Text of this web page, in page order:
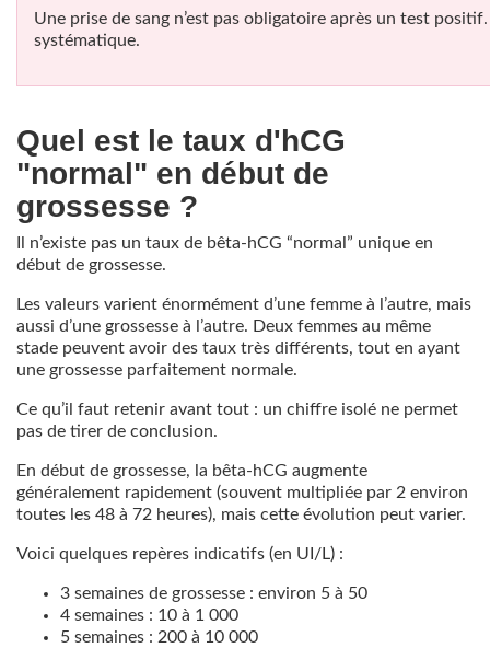
Une prise de sang n’est pas obligatoire après un test
systématique.
Quel est le taux d'hCG
"normal" en début de
grossesse ?
Il n’existe pas un taux de bêta-hCG “normal” unique en
début de grossesse.
Les valeurs varient énormément d’une femme à l’autre, mais
aussi d’une grossesse à l’autre. Deux femmes au même
stade peuvent avoir des taux très différents, tout en ayant
une grossesse parfaitement normale.
Ce qu’il faut retenir avant tout : un chiffre isolé ne permet
pas de tirer de conclusion.
En début de grossesse, la bêta-hCG augmente
généralement rapidement (souvent multipliée par 2 environ
toutes les 48 à 72 heures), mais cette évolution peut varier.
Voici quelques repères indicatifs (en UI/L) :
3 semaines de grossesse : environ 5 à 50
4 semaines : 10 à 1 000
5 semaines : 200 à 10 000